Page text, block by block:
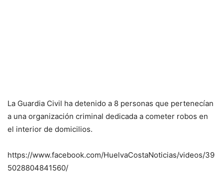
La Guardia Civil ha detenido a 8 personas que pertenecían
a una organización criminal dedicada a cometer robos en
el interior de domicilios.
https://www.facebook.com/HuelvaCostaNoticias/videos/39
5028804841560/